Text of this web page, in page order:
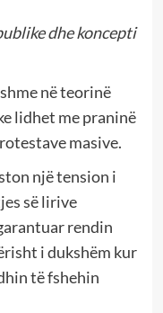
dhe koncepti
në teorinë
lidhet me praninë
masive.
një tension i
së lirive
rendin
i dukshëm kur
të fshehin